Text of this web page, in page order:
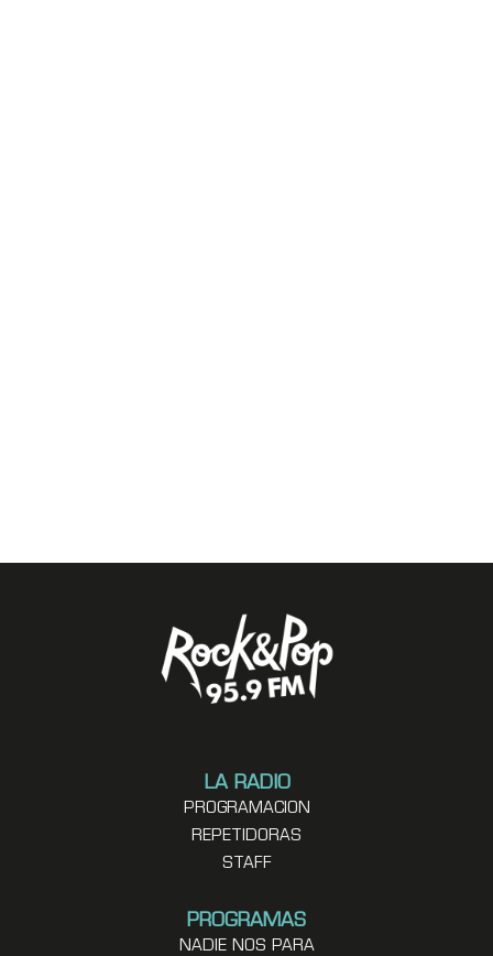
LA RADIO
PROGRAMACION
REPETIDORAS
STAFF
PROGRAMAS
NADIE NOS PARA